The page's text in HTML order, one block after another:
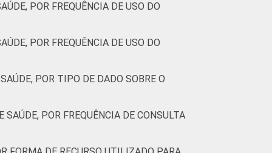
POR FREQUÊNCIA DE USO DO
POR FREQUÊNCIA DE USO DO
POR TIPO DE DADO SOBRE O
POR FREQUÊNCIA DE CONSULTA